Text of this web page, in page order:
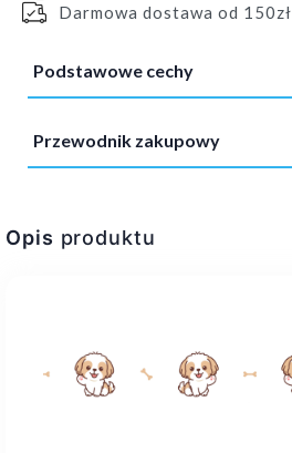
Darmowa dostawa od 150zł
Podstawowe cechy
Przewodnik zakupowy
Opis produktu